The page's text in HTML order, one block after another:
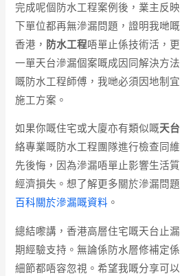
完成呢個防水工程案例後，業主反
下單位都再無滲漏問題，證明我哋
香港， 防水工程唔單止係技術活，
一單天台滲漏個案嘅成因同解決方
嘅防水工程師傅，我哋必須因地制
施工方案。
如果你嘅住宅或大廈亦有類似嘅天
絡專業嘅防水工程團隊進行檢查同
先後悔，因為滲漏唔單止影響生活
經濟損失。想了解更多關於滲漏問
百科關於滲漏嘅資料 。
總結嚟講，香港高層住宅嘅天台止
期經驗支持。無論係防水層修補定
細節都唔容忽視。希望我嘅分享可